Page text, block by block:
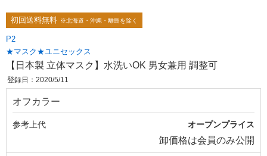
初回送料無料 ※北海道・沖縄・離島を除く
P2
★マスク★ユニセックス
【日本製 立体マスク】水洗いOK 男女兼用 調整可
登録日：2020/5/11
オフカラー
参考上代 オープンプライス
卸価格は会員のみ公開